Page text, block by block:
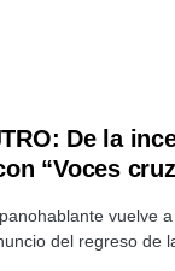
De la
“Voces
vuelve
del regreso de